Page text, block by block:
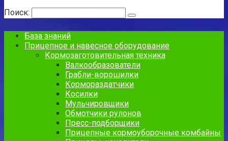
Поиск:
База знаний
Прицепное и навесное оборудование
Кормозаготовительная техника
Валкообразователи
Грабли-ворошилки
Кормораздатчики
Косилки
Мульчировщики
Обмотчики рулонов
Пресс-подборщики
Прицепные кормоуборочные комбайны